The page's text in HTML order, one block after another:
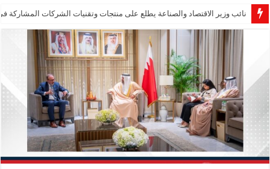
نائب وزير الاقتصاد والصناعة يطلع على منتجات وتقنيات الشركات المشاركة في